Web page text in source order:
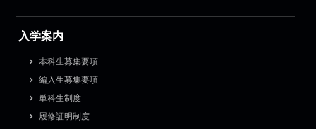
入学案内
本科生募集要項
編入生募集要項
単科生制度
履修証明制度